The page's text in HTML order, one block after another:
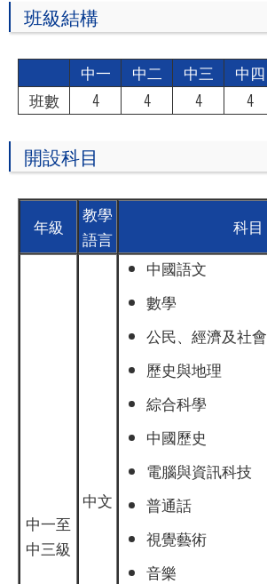
班級結構
中一 中二 中三 中四
班數
4 4 4 4
開設科目
年級
教學
語言
科目
中一至
中三級
中文
中國語文
數學
公民、經濟及社會
歷史與地理
綜合科學
中國歷史
電腦與資訊科技
普通話
視覺藝術
音樂